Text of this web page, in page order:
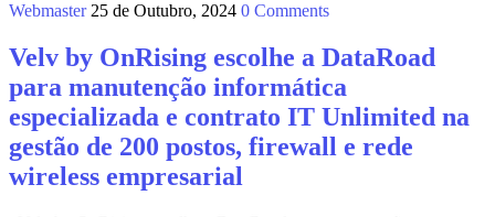
Webmaster 25 de Outubro, 2024 0 Comments
Velv by OnRising escolhe a DataRoad
para manutenção informática
especializada e contrato IT Unlimited na
gestão de 200 postos, firewall e rede
wireless empresarial